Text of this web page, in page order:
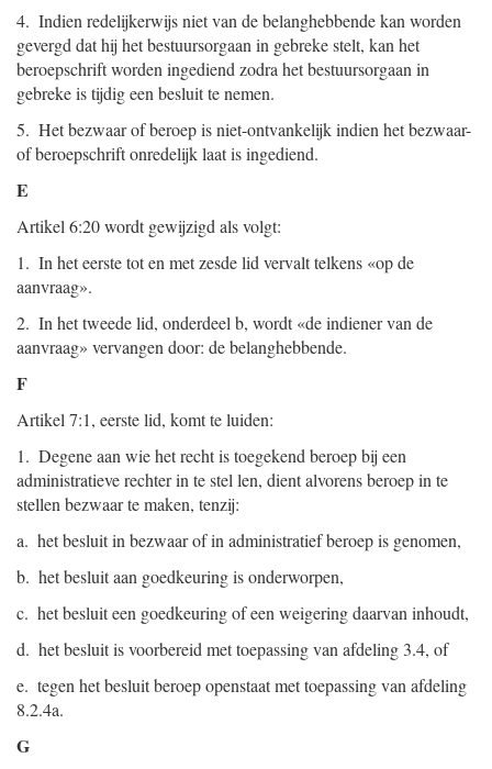
4. Indien redelijkerwijs niet van de belanghebbende kan worden
gevergd dat hij het bestuursorgaan in gebreke stelt, kan het
beroepschrift worden ingediend zodra het bestuursorgaan in
gebreke is tijdig een besluit te nemen.
5. Het bezwaar of beroep is niet-ontvankelijk indien het bezwaar-
of beroepschrift onredelijk laat is ingediend.
E
Artikel 6:20 wordt gewijzigd als volgt:
1. In het eerste tot en met zesde lid vervalt telkens «op de
aanvraag».
2. In het tweede lid, onderdeel b, wordt «de indiener van de
aanvraag» vervangen door: de belanghebbende.
F
Artikel 7:1, eerste lid, komt te luiden:
1. Degene aan wie het recht is toegekend beroep bij een
administratieve rechter in te stel len, dient alvorens beroep in te
stellen bezwaar te maken, tenzij:
a. het besluit in bezwaar of in administratief beroep is genomen,
b. het besluit aan goedkeuring is onderworpen,
c. het besluit een goedkeuring of een weigering daarvan inhoudt,
d. het besluit is voorbereid met toepassing van afdeling 3.4, of
e. tegen het besluit beroep openstaat met toepassing van afdeling
8.2.4a.
G